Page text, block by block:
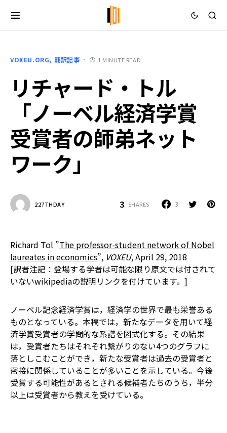
VOXEU.ORG 翻訳記事 1 MINUTE READ
リチャード・トル
「ノーベル経済学賞
受賞者の師弟ネット
ワーク」
227THDAY 3 SHARES 3
Richard Tol ”The professor-student network of Nobel
laureates in economics”, VOXEU, April 29, 2018
[訳者注記：登場する学者は可能な限り原文では付されて
いないwikipediaの説明リンクを付けています。]
ノーベル記念経済学賞は，経済学の世界で最も栄誉ある
ものとなっている。本稿では，新たなデータを用いて経
済学賞受賞者の学問的な系譜を図式化する。その結果
は，受賞者たちはそれぞれ繋がりのない4つのグラフに
落としこむことができ，新たな受賞者は過去の受賞者と
密接に関係していることが多いことを示している。今後
受賞する可能性があるとされる候補者たちのうち，半分
以上は受賞者から教えを受けている。